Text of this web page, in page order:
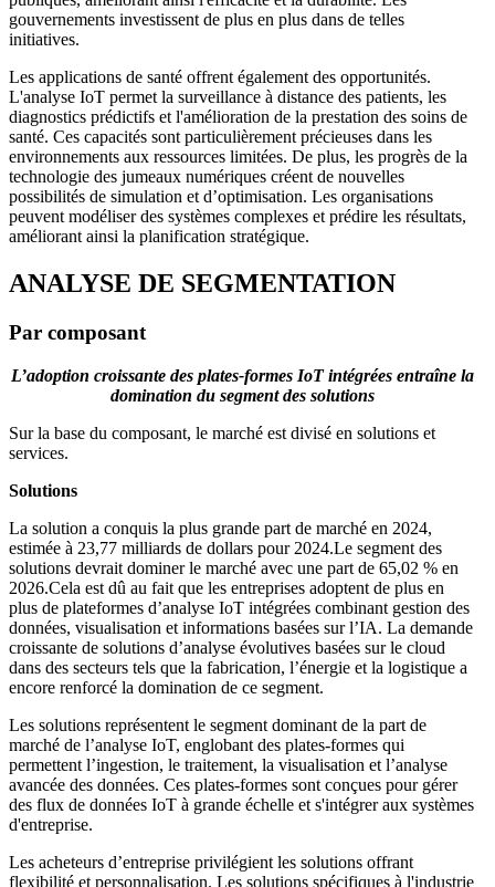
gouvernements investissent de plus en plus dans de telles
initiatives.
Les applications de santé offrent également des opportunités.
L'analyse IoT permet la surveillance à distance des patients, les
diagnostics prédictifs et l'amélioration de la prestation des soins de
santé. Ces capacités sont particulièrement précieuses dans les
environnements aux ressources limitées. De plus, les progrès de la
technologie des jumeaux numériques créent de nouvelles
possibilités de simulation et d’optimisation. Les organisations
peuvent modéliser des systèmes complexes et prédire les résultats,
améliorant ainsi la planification stratégique.
ANALYSE DE SEGMENTATION
Par composant
L’adoption croissante des plates-formes IoT intégrées entraîne la
domination du segment des solutions
Sur la base du composant, le marché est divisé en solutions et
services.
Solutions
La solution a conquis la plus grande part de marché en 2024,
estimée à 23,77 milliards de dollars pour 2024.Le segment des
solutions devrait dominer le marché avec une part de 65,02 % en
2026.Cela est dû au fait que les entreprises adoptent de plus en
plus de plateformes d’analyse IoT intégrées combinant gestion des
données, visualisation et informations basées sur l’IA. La demande
croissante de solutions d’analyse évolutives basées sur le cloud
dans des secteurs tels que la fabrication, l’énergie et la logistique a
encore renforcé la domination de ce segment.
Les solutions représentent le segment dominant de la part de
marché de l’analyse IoT, englobant des plates-formes qui
permettent l’ingestion, le traitement, la visualisation et l’analyse
avancée des données. Ces plates-formes sont conçues pour gérer
des flux de données IoT à grande échelle et s'intégrer aux systèmes
d'entreprise.
Les acheteurs d’entreprise privilégient les solutions offrant
flexibilité et personnalisation. Les solutions spécifiques à l'industrie